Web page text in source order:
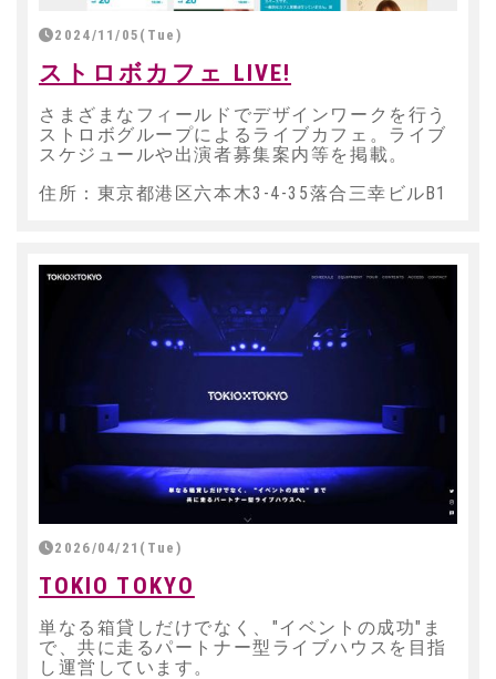
2024/11/05(Tue)
ストロボカフェ LIVE!
さまざまなフィールドでデザインワークを行う
ストロボグループによるライブカフェ。ライブ
スケジュールや出演者募集案内等を掲載。
住所：東京都港区六本木3-4-35落合三幸ビルB1
2026/04/21(Tue)
TOKIO TOKYO
単なる箱貸しだけでなく、"イベントの成功"ま
で、共に走るパートナー型ライブハウスを目指
し運営しています。